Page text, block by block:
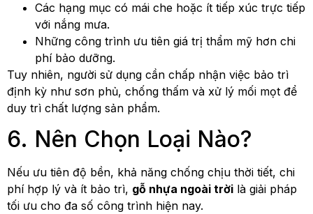
Các hạng mục có mái che hoặc ít tiếp xúc trực tiếp
với nắng mưa.
Những công trình ưu tiên giá trị thẩm mỹ hơn chi
phí bảo dưỡng.
Tuy nhiên, người sử dụng cần chấp nhận việc bảo trì
định kỳ như sơn phủ, chống thấm và xử lý mối mọt để
duy trì chất lượng sản phẩm.
6. Nên Chọn Loại Nào?
Nếu ưu tiên độ bền, khả năng chống chịu thời tiết, chi
phí hợp lý và ít bảo trì, gỗ nhựa ngoài trời là giải pháp
tối ưu cho đa số công trình hiện nay.